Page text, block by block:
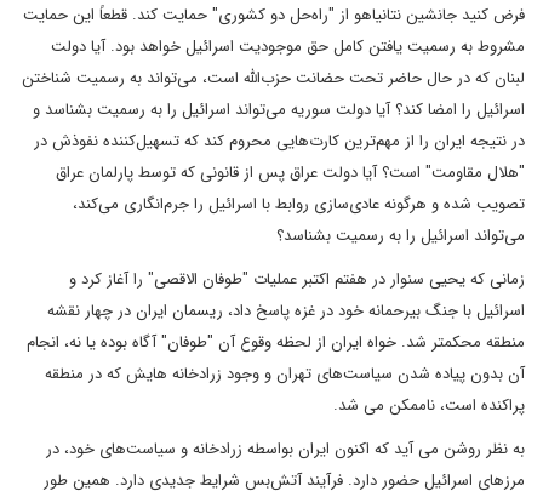
فرض کنید جانشین نتانیاهو از "راه‌حل دو کشوری" حمایت کند. قطعاً این حمایت
مشروط به رسمیت یافتن کامل حق موجودیت اسرائیل خواهد بود. آیا دولت
لبنان که در حال حاضر تحت حضانت حزب‌الله است، می‌تواند به رسمیت شناختن
اسرائیل را امضا کند؟ آیا دولت سوریه می‌تواند اسرائیل را به رسمیت بشناسد و
در نتیجه ایران را از مهم‌ترین کارت‌هایی محروم کند که تسهیل‌کننده نفوذش در
"هلال مقاومت" است؟ آیا دولت عراق پس از قانونی که توسط پارلمان عراق
تصویب شده و هرگونه عادی‌سازی روابط با اسرائیل را جرم‌انگاری می‌کند،
می‌تواند اسرائیل را به رسمیت بشناسد؟
زمانی که یحیی سنوار در هفتم اکتبر عملیات "طوفان الاقصی" را آغاز کرد و
اسرائیل با جنگ بیرحمانه خود در غزه پاسخ داد، ریسمان ایران در چهار نقشه
منطقه محکمتر شد. خواه ایران از لحظه وقوع آن "طوفان" آگاه بوده یا نه، انجام
آن بدون پیاده شدن سیاست‌های تهران و وجود زرادخانه هایش که در منطقه
پراکنده است، ناممکن می شد.
به نظر روشن می آید که اکنون ایران بواسطه زرادخانه و سیاست‌های خود، در
مرزهای اسرائیل حضور دارد. فرآیند آتش‌بس شرایط جدیدی دارد. همین طور